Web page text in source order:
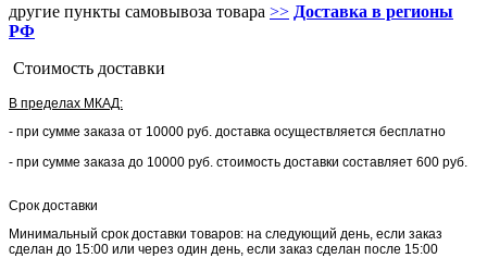
другие пункты самовывоза товара >> Доставка в регионы
РФ
Стоимость доставки
В пределах МКАД:
- при сумме заказа от 10000 руб. доставка осуществляется бесплатно
- при сумме заказа до 10000 руб. стоимость доставки составляет 600 руб.
Срок доставки
Минимальный срок доставки товаров: на следующий день, если заказ
сделан до 15:00 или через один день, если заказ сделан после 15:00